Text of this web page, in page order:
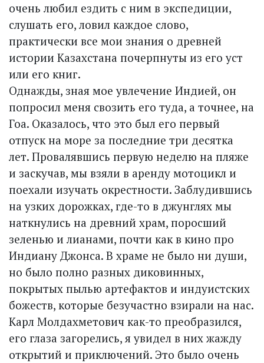
очень любил ездить с ним в экспедиции,
слушать его, ловил каждое слово,
практически все мои знания о древней
истории Казахстана почерпнуты из его уст
или его книг.
Однажды, зная мое увлечение Индией, он
попросил меня свозить его туда, а точнее, на
Гоа. Оказалось, что это был его первый
отпуск на море за последние три десятка
лет. Провалявшись первую неделю на пляже
и заскучав, мы взяли в аренду мотоцикл и
поехали изучать окрестности. Заблудившись
на узких дорожках, где-то в джунглях мы
наткнулись на древний храм, поросший
зеленью и лианами, почти как в кино про
Индиану Джонса. В храме не было ни души,
но было полно разных диковинных,
покрытых пылью артефактов и индуистских
божеств, которые безучастно взирали на нас.
Карл Молдахметович как-то преобразился,
его глаза загорелись, я увидел в них жажду
открытий и приключений. Это было очень